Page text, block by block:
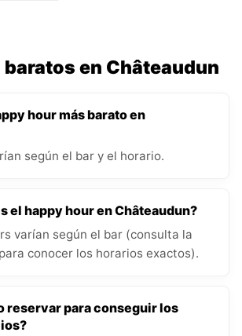
baratos en Châteaudun
hour más barato en
según el bar y el horario.
el happy hour en Châteaudun?
varían según el bar (consulta la
conocer los horarios exactos).
reservar para conseguir los